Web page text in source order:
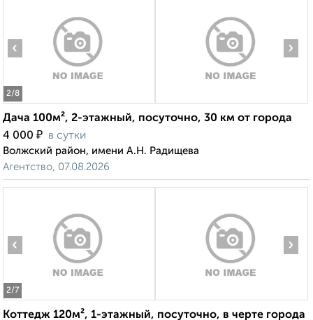
2/8
‹ ›
Дача 100м², 2-этажный, посуточно, 30 км от города
4 000 ₽ в сутки
Волжский район, имени А.Н. Радищева
Агентство, 07.08.2026
2/7
‹ ›
Коттедж 120м², 1-этажный, посуточно, в черте города